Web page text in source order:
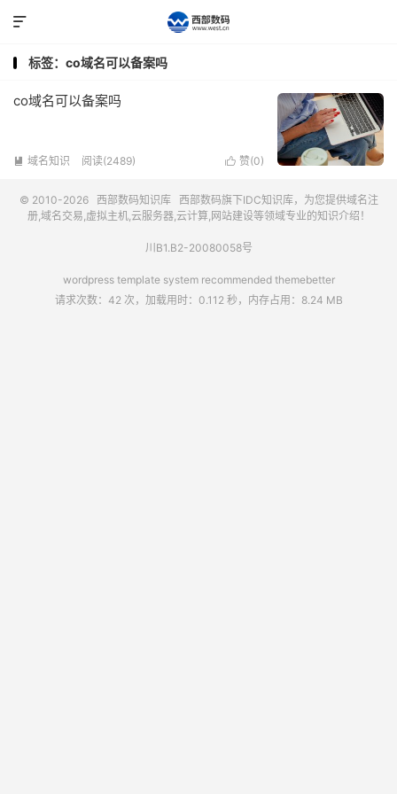

标签：co域名可以备案吗
co域名可以备案吗
 域名知识 阅读(2489)  赞(0)
© 2010-2026 西部数码知识库 西部数码旗下IDC知识库，为您提供域名注
册,域名交易,虚拟主机,云服务器,云计算,网站建设等领域专业的知识介绍！
川B1.B2-20080058号
wordpress template system recommended themebetter
请求次数：42 次，加载用时：0.112 秒，内存占用：8.24 MB